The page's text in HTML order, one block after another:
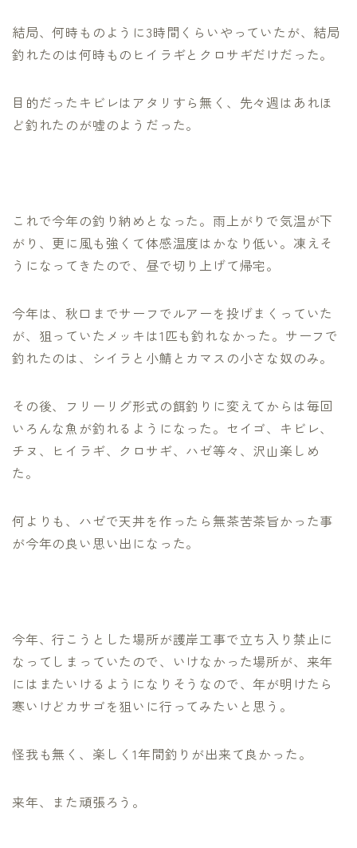
結局、何時ものように3時間くらいやっていたが、結局
釣れたのは何時ものヒイラギとクロサギだけだった。
目的だったキビレはアタリすら無く、先々週はあれほ
ど釣れたのが嘘のようだった。
これで今年の釣り納めとなった。雨上がりで気温が下
がり、更に風も強くて体感温度はかなり低い。凍えそ
うになってきたので、昼で切り上げて帰宅。
今年は、秋口までサーフでルアーを投げまくっていた
が、狙っていたメッキは1匹も釣れなかった。サーフで
釣れたのは、シイラと小鯖とカマスの小さな奴のみ。
その後、フリーリグ形式の餌釣りに変えてからは毎回
いろんな魚が釣れるようになった。セイゴ、キビレ、
チヌ、ヒイラギ、クロサギ、ハゼ等々、沢山楽しめ
た。
何よりも、ハゼで天丼を作ったら無茶苦茶旨かった事
が今年の良い思い出になった。
今年、行こうとした場所が護岸工事で立ち入り禁止に
なってしまっていたので、いけなかった場所が、来年
にはまたいけるようになりそうなので、年が明けたら
寒いけどカサゴを狙いに行ってみたいと思う。
怪我も無く、楽しく1年間釣りが出来て良かった。
来年、また頑張ろう。